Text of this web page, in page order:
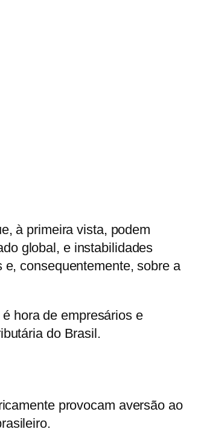
à primeira vista, podem
global, e instabilidades
consequentemente, sobre a
hora de empresários e
do Brasil.
provocam aversão ao